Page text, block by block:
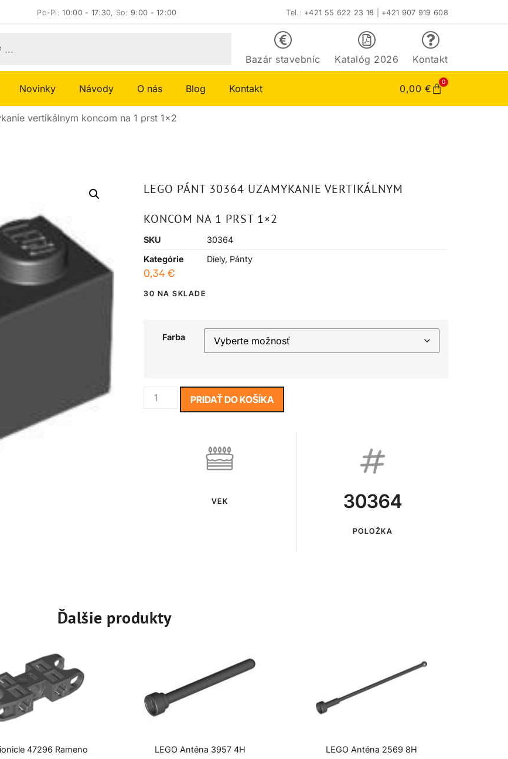
Po-Pi:10:00 - 17:30, So:9:00 - 12:00 Tel.: +421 55 622 23 18 +421 907 919 608
Bazár stavebníc Katalóg 2026 Kontakt
Novinky Návody O nás Blog Kontakt 0,00 €
0
vertikálnym koncom na 1 prst 1×2
LEGO PÁNT 30364 UZAMYKANIE VERTIKÁLNYM
KONCOM NA 1 PRST 1×2
SKU
30364
Kategórie
Diely, Pánty
0,34 €
30 NA SKLADE
Farba
PRIDAŤ DO KOŠÍKA
VEK 30364
POLOŽKA
Ďalšie produkty
47296 Rameno LEGO Anténa 3957 4H LEGO Anténa 2569 8H